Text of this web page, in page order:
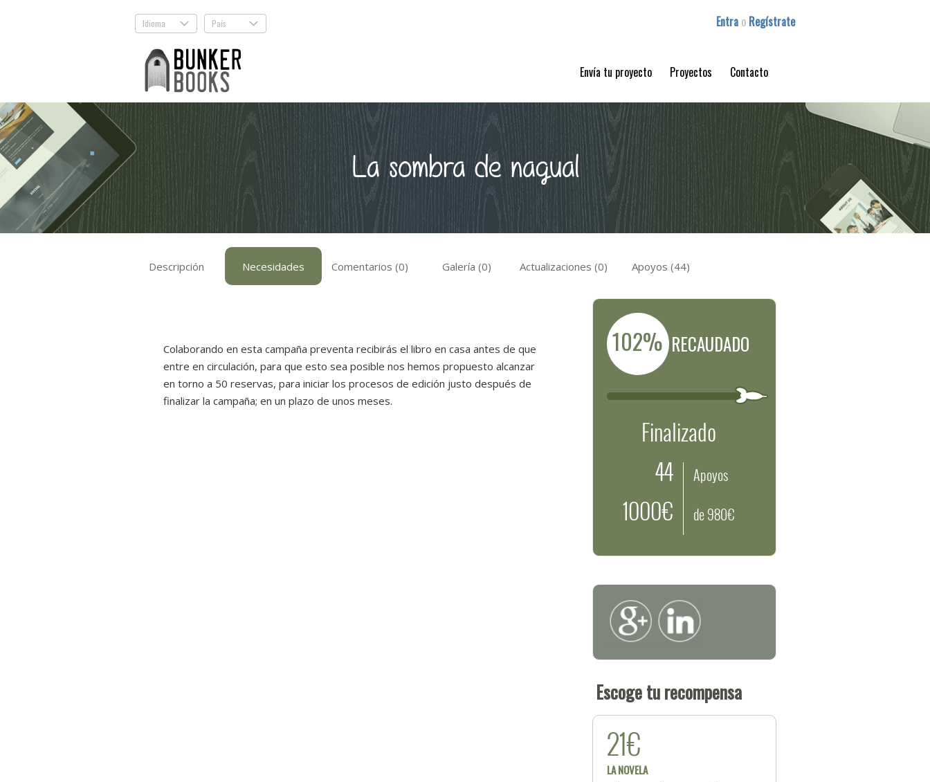
Idioma . País . Entra o Regístrate
Envía tu proyecto Proyectos Contacto
La sombra de nagual
Descripción Necesidades Comentarios (0) Galería (0) Actualizaciones (0) Apoyos (44)
Colaborando en esta campaña preventa recibirás el libro en casa antes de que
entre en circulación, para que esto sea posible nos hemos propuesto alcanzar
en torno a 50 reservas, para iniciar los procesos de edición justo después de
finalizar la campaña; en un plazo de unos meses.
102% RECAUDADO
Finalizado
44
1000€
Apoyos
de 980€
Escoge tu recompensa
21€
LA NOVELA